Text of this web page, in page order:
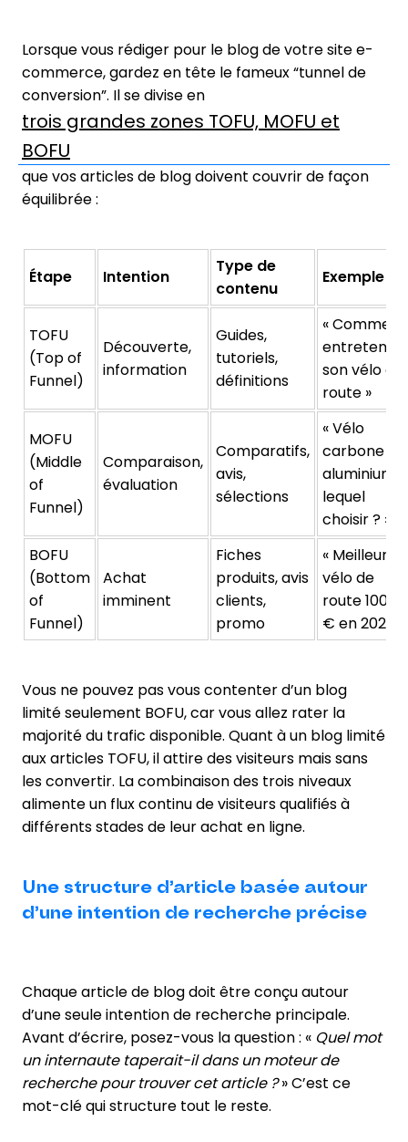
Lorsque vous rédiger pour le blog de votre site e-
commerce, gardez en tête le fameux “tunnel de
conversion”. Il se divise en
trois grandes zones TOFU, MOFU et
BOFU
que vos articles de blog doivent couvrir de façon
équilibrée :
Étape Intention
Type de
contenu
Exemple
TOFU
(Top of
Funnel)
Découverte,
information
Guides,
tutoriels,
définitions
« Comment
entretenir
son vélo de
route »
MOFU
(Middle
of
Funnel)
Comparaison,
évaluation
Comparatifs,
avis,
sélections
« Vélo
carbone vs
aluminium :
lequel
choisir ? »
BOFU
(Bottom
of
Funnel)
Achat
imminent
Fiches
produits, avis
clients,
promo
« Meilleur
vélo de
route 1000
€ en 2024 »
Vous ne pouvez pas vous contenter d’un blog
limité seulement BOFU, car vous allez rater la
majorité du trafic disponible. Quant à un blog limité
aux articles TOFU, il attire des visiteurs mais sans
les convertir. La combinaison des trois niveaux
alimente un flux continu de visiteurs qualifiés à
différents stades de leur achat en ligne.
Une structure d’article basée autour
d’une intention de recherche précise
Chaque article de blog doit être conçu autour
d’une seule intention de recherche principale.
Avant d’écrire, posez-vous la question : « Quel mot
un internaute taperait-il dans un moteur de
recherche pour trouver cet article ?» C’est ce
mot-clé qui structure tout le reste.